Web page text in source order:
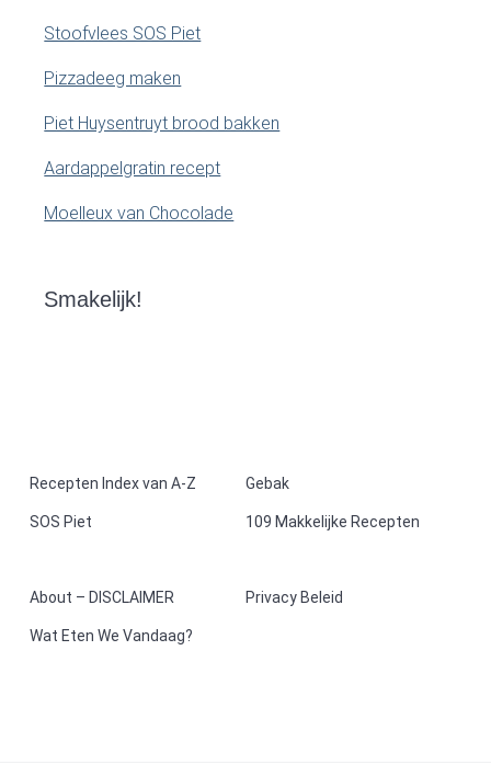
Stoofvlees SOS Piet
Pizzadeeg maken
Piet Huysentruyt brood bakken
Aardappelgratin recept
Moelleux van Chocolade
Smakelijk!
Recepten Index van A-Z Gebak
SOS Piet 109 Makkelijke Recepten
About – DISCLAIMER Privacy Beleid
Wat Eten We Vandaag?